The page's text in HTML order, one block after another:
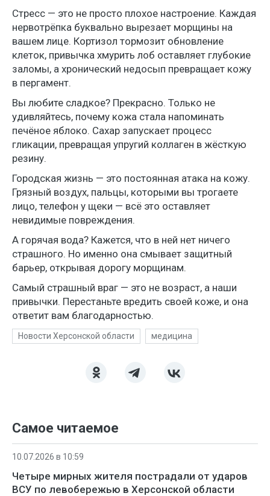
Стресс — это не просто плохое настроение. Каждая
нервотрёпка буквально вырезает морщины на
вашем лице. Кортизол тормозит обновление
клеток, привычка хмурить лоб оставляет глубокие
заломы, а хронический недосып превращает кожу
в пергамент.
Вы любите сладкое? Прекрасно. Только не
удивляйтесь, почему кожа стала напоминать
печёное яблоко. Сахар запускает процесс
гликации, превращая упругий коллаген в жёсткую
резину.
Городская жизнь — это постоянная атака на кожу.
Грязный воздух, пальцы, которыми вы трогаете
лицо, телефон у щеки — всё это оставляет
невидимые повреждения.
А горячая вода? Кажется, что в ней нет ничего
страшного. Но именно она смывает защитный
барьер, открывая дорогу морщинам.
Самый страшный враг — это не возраст, а наши
привычки. Перестаньте вредить своей коже, и она
ответит вам благодарностью.
Новости Херсонской области медицина
Самое читаемое
10.07.2026 в 10:59
Четыре мирных жителя пострадали от ударов
ВСУ по левобережью в Херсонской области